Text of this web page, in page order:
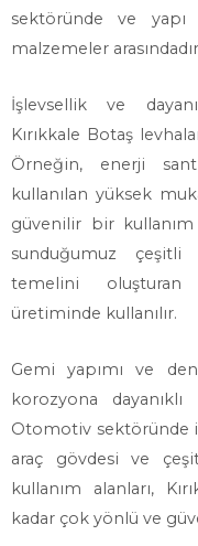
sektöründe ve
malzemeler
İşlevsellik ve
Kırıkkale Botaş
Örneğin, enerji
kullanılan yüksek
güvenilir bir
sunduğumuz çeşitli
temelini oluşturan
üretiminde kullanılır.
Gemi yapımı ve
korozyona dayanıklı
Otomotiv sektöründe
araç gövdesi ve
kullanım alanları,
kadar çok yönlü ve